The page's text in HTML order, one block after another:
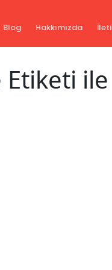
Blog Hakkımızda
Etiketi